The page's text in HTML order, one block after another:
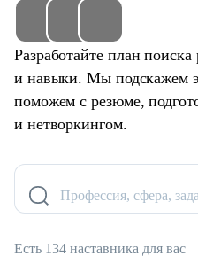
Разработайте план
и навыки. Мы подскажем
поможем с резюме,
и нетворкингом.
Профессия, сфера,
Есть 134 наставника для вас